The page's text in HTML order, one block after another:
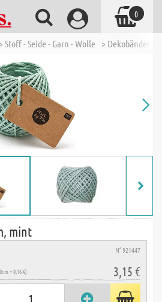
> Stoff - Seide - Garn - Wolle > Dekobänder
mint
N° 921447
= 0,16 €) 3,15 €
0